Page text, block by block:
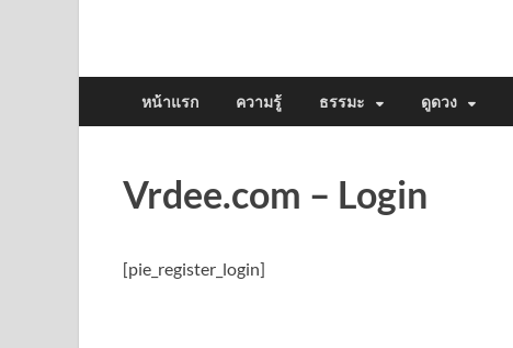
หน้าแรก ความรู้ ธรรมะ ดูดวง
Vrdee.com – Login
[pie_register_login]